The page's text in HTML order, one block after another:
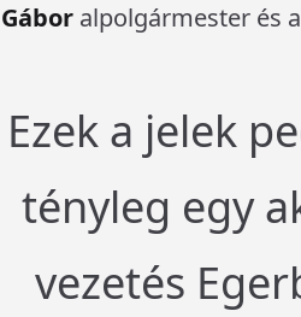
Gábor alpolgármester és
Ezek a jelek
tényleg egy
vezetés